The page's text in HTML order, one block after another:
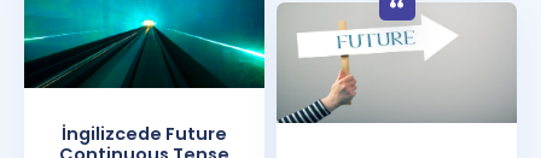
İngilizcede Future